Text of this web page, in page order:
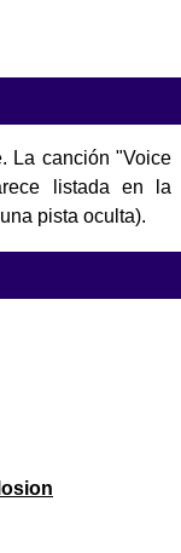
La canción "Voice
listada en la
pista oculta).